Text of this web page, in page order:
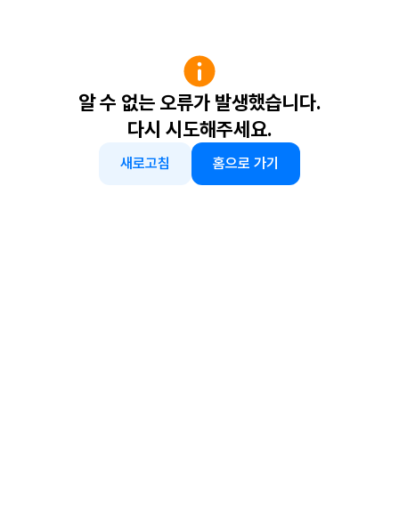
알 수 없는 오류가 발생했습니다.
다시 시도해주세요.
새로고침 홈으로 가기